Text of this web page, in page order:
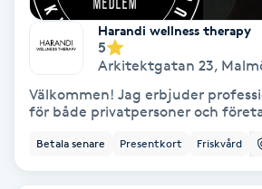
Fransförlängning Megavolym
Fransförlängning Volym
Fransk manikyr
Fransrengöring
Harandi wellness therapy
5
Arkitektgatan 23,
Välkommen! Jag erbjuder
för både privatpersoner och
Betala senare Presentkort Friskvård